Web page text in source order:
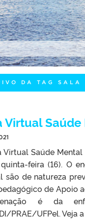
DA TAG SALA
Virtual
Virtual Saúde
feira (16). O
são de natureza
de Apoio
é da
PRAE/UFPel. Veja